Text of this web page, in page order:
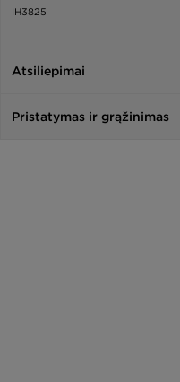
IH3825
Atsiliepimai
Pristatymas ir grąžinimas